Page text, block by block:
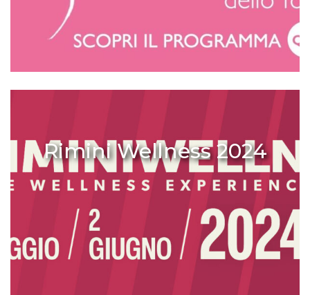
Rimini Wellness 2024